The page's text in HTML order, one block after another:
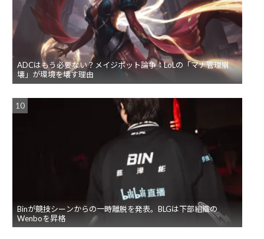
ADCはもう必要ない？メイジボット論争：LoLの「マナ管理崩
壊」が環境を壊す理由
Binが競技シーンからの一時離脱を発表。BLGは下部組織の
Wenboを昇格